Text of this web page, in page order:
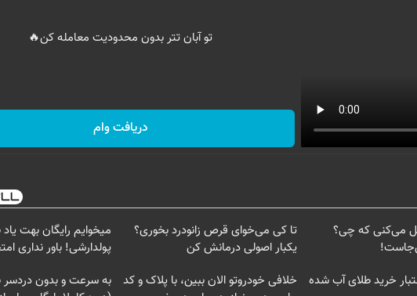
تو آبان تتر بدون محدودیت معامله کن🔥
دریافت وام
می‌کنی که چی؟
تا کی می‌خوای قرص زانودرد بخوری؟
یکبار اصولی درمانش کن
میخوایم رایگان بهت
پولدارشی! باور نداری
اعتبار خرید طلای آب شده
خلافی خودروتو الان ببین، با پلاک و کد
به سرعت و بدون دردسر